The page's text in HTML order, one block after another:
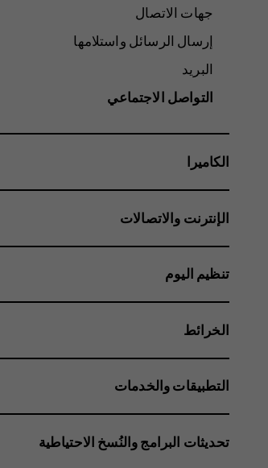
جهات الاتصال
إرسال الرسائل واستلامها
البريد
التواصل الاجتماعي
الكاميرا
الإنترنت والاتصالات
تنظيم اليوم
الخرائط
التطبيقات والخدمات
تحديثات البرامج والنُسخ الاحتياطية